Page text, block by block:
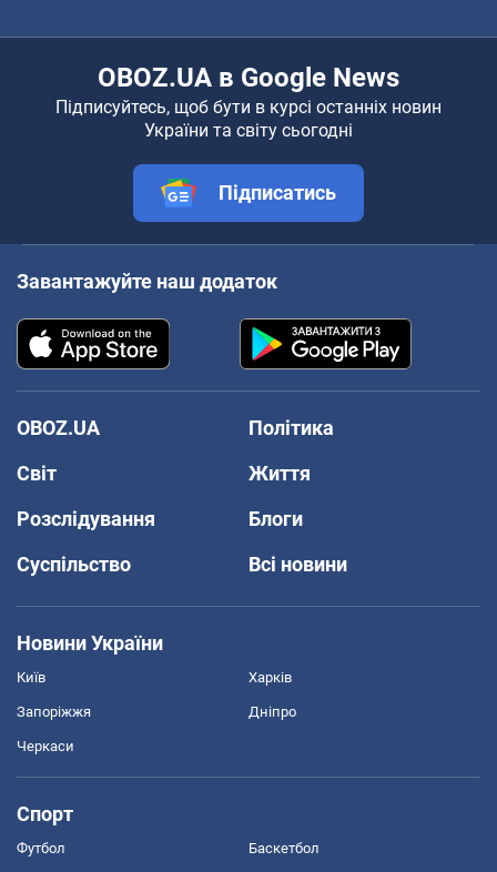
OBOZ.UA в Google News
Підписуйтесь, щоб бути в курсі останніх новин
України та світу сьогодні
Підписатись
Завантажуйте наш додаток
OBOZ.UA
Політика
Світ
Життя
Розслідування
Блоги
Суспільство
Всі новини
Новини України
Київ Харків
Запоріжжя Дніпро
Черкаси
Спорт
Футбол Баскетбол